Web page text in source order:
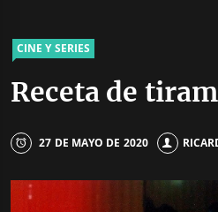
CINE Y SERIES
Receta de
27 DE MAYO DE 2020